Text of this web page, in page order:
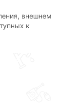
внешнем
к